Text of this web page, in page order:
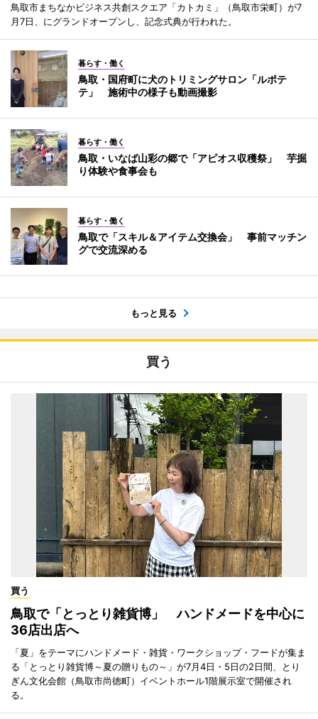
鳥取市まちなかビジネス共創スクエア「カトカミ」（鳥取市栄町）が7
月7日、にグランドオープンし、記念式典が行われた。
暮らす・働く
鳥取・国府町に犬のトリミングサロン「ルポテ
テ」 施術中の様子も動画撮影
暮らす・働く
鳥取・いなば山彩の郷で「アピオス収穫祭」 芋掘
り体験や食事会も
暮らす・働く
鳥取で「スキル＆アイテム交換会」 事前マッチン
グで交流深める
もっと見る
買う
買う
鳥取で「とっとり雑貨博」 ハンドメードを中心に
36店出店へ
「夏」をテーマにハンドメード・雑貨・ワークショップ・フードが集ま
る「とっとり雑貨博～夏の贈りもの～」が7月4日・5日の2日間、とり
ぎん文化会館（鳥取市尚徳町）イベントホール1階展示室で開催され
る。